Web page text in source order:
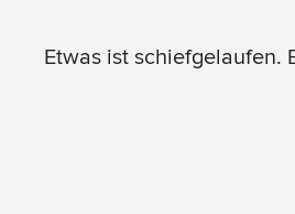
Etwas ist schiefgelaufen.